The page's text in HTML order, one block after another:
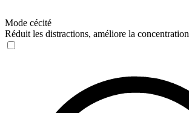
Mode cécité
Réduit les distractions, améliore la concentration